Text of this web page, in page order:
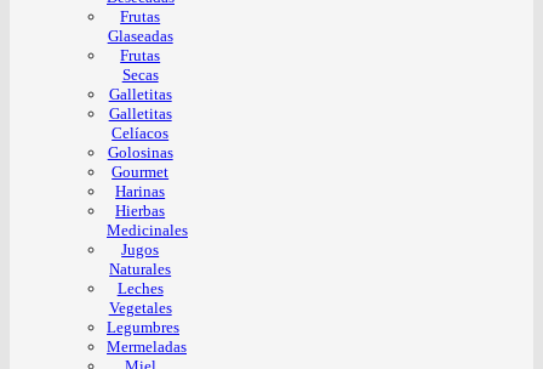
Frutas
Glaseadas
Frutas
Secas
Galletitas
Galletitas
Celíacos
Golosinas
Gourmet
Harinas
Hierbas
Medicinales
Jugos
Naturales
Leches
Vegetales
Legumbres
Mermeladas